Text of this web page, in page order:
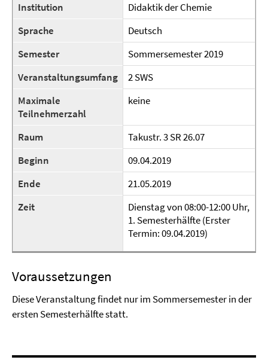
Institution
Didaktik der Chemie
Sprache
Deutsch
Semester
Sommersemester 2019
Veranstaltungsumfang
2 SWS
Maximale
Teilnehmerzahl
keine
Raum
Takustr. 3 SR 26.07
Beginn
09.04.2019
Ende
21.05.2019
Zeit
Dienstag von 08:00-12:00 Uhr,
1. Semesterhälfte (Erster
Termin: 09.04.2019)
Voraussetzungen
Diese Veranstaltung findet nur im Sommersemester in der
ersten Semesterhälfte statt.